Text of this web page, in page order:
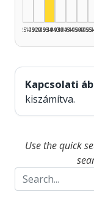
1925–1929
1930–1934
1935–1939
1940–1944
1945–1949
Kapcsolati
kiszámítva.
Use the quick